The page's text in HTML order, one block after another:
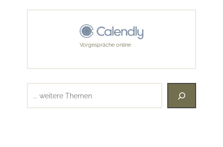
Vorgespräche online